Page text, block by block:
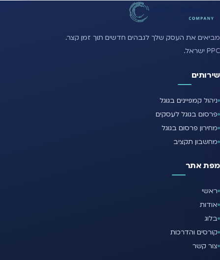
מביאים את העסק שלך לגבהים חדשים תוך זמן קצר.
PPC ישראל.
שירותים
ניהול קמפיינים בגוגל
פרסום בגוגל לעסקים
מחירון פרסום בגוגל
מחשבון תקציב
מפת אתר
ראשי
אודות
בלוג
קורסים והדרכות
צור קשר